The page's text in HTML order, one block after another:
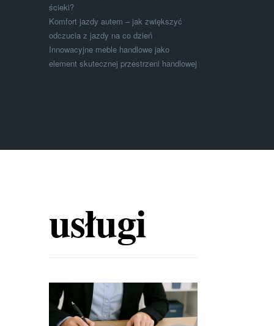
ścieki?
Komfort jazdy autem – jak zwiększyć
odczucia z jazdy na co dzień
Innowacyjne meble handlowe jako
element skutecznej przestrzeni handlowej
usługi